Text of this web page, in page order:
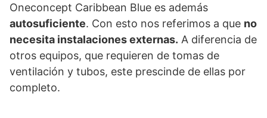
Oneconcept Caribbean Blue es además
autosuficiente. Con esto nos referimos a que no
necesita instalaciones externas. A diferencia de
otros equipos, que requieren de tomas de
ventilación y tubos, este prescinde de ellas por
completo.